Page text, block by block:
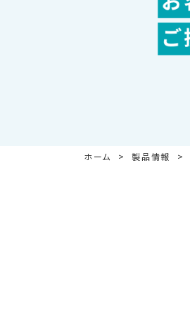
ホーム 製品情報